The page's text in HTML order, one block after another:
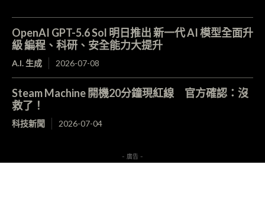
OpenAI GPT-5.6 Sol 明日推出 新一代 AI 模型全面升
級 編程、科研、安全能力大提升
A.I. 生成 2026-07-08
Steam Machine 開機20分鐘現紅線 官方確認：沒
救了！
科技新聞 2026-07-04
- 廣告 -